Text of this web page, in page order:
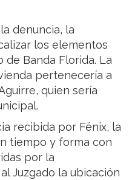
denuncia, la
los elementos
de Banda Florida. La
pertenecería a
quien sería
recibida por Fénix, la
tiempo y forma con
por la
Juzgado la ubicación